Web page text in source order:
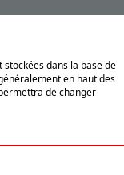
dans la base de
en haut des
de changer